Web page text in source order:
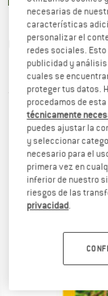
CONRAD
Mullerthal
(0)
necesarias de
características
personalizar el
redes sociales.
publicidad y
cuales se
proteger tus datos.
procedamos de
técnicamente
puedes ajustar la
y seleccionar
necesario para el
primera vez en
inferior de nuestro
riesgos de las
privacidad